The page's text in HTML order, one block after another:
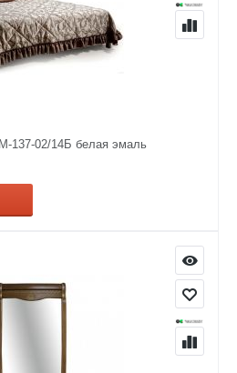
137-02/14Б белая эмаль